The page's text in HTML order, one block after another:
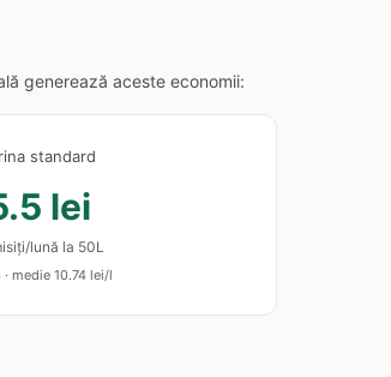
generează aceste economii:
standard
lei
lună la 50L
medie 10.74 lei/l